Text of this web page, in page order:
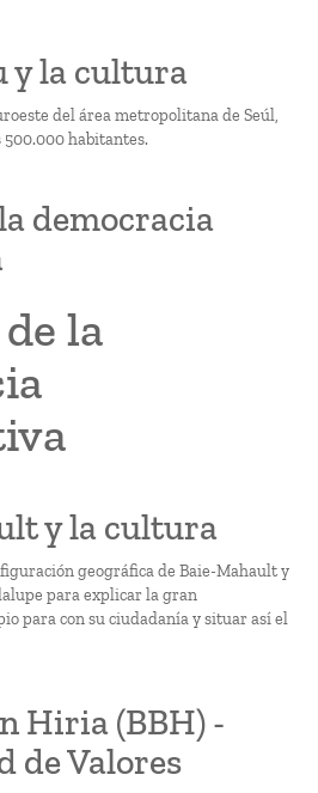
y la cultura
del área metropolitana de Seúl,
500.000 habitantes.
democracia
la
y la cultura
geográfica de Baie-Mahault y
para explicar la gran
para con su ciudadanía y situar así el
Hiria (BBH) -
de Valores